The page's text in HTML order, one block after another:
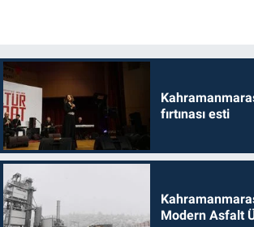
fırtınası esti
Modern Asfalt